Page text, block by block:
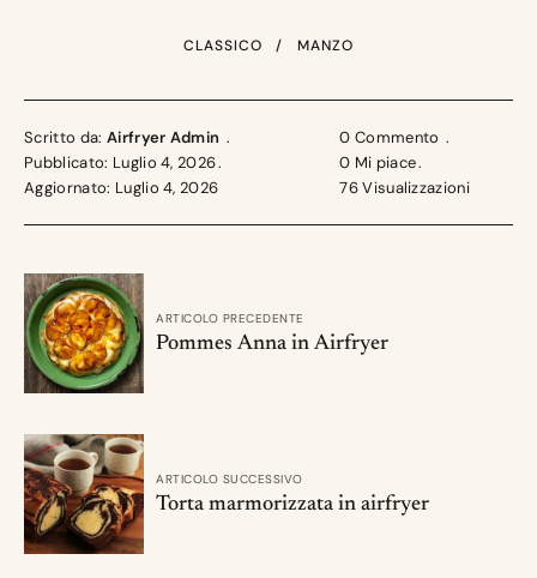
CLASSICO MANZO
Scritto da: Airfryer Admin
Pubblicato: Luglio 4, 2026
Aggiornato: Luglio 4, 2026
0 Commento
0 Mi piace
76Visualizzazioni
ARTICOLO PRECEDENTE
Pommes Anna in Airfryer
ARTICOLO SUCCESSIVO
Torta marmorizzata in airfryer